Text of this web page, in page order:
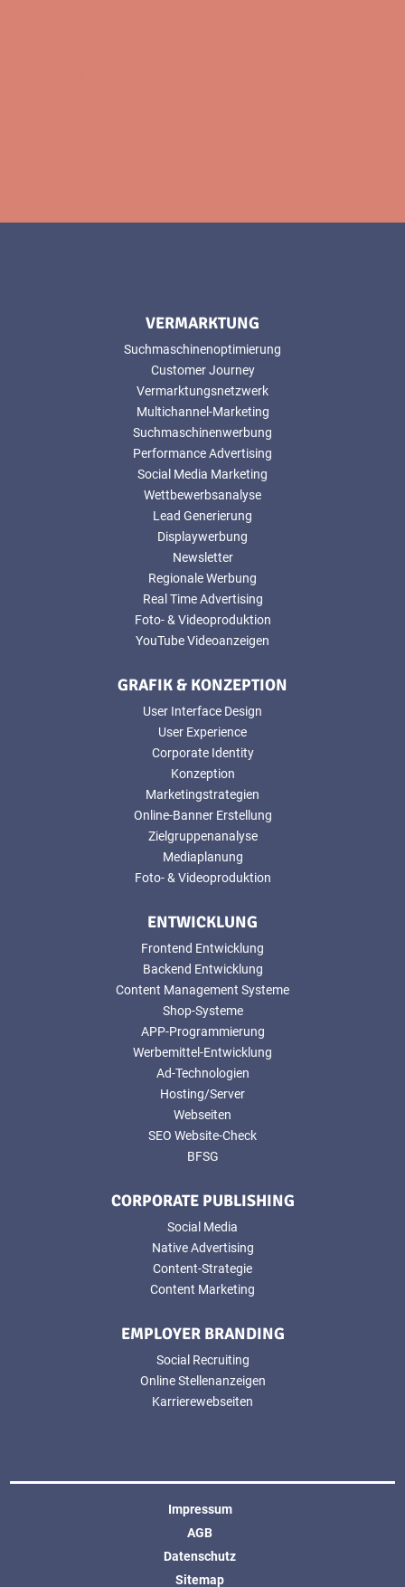
VERMARKTUNG
Suchmaschinenoptimierung
Customer Journey
Vermarktungsnetzwerk
Multichannel-Marketing
Suchmaschinenwerbung
Performance Advertising
Social Media Marketing
Wettbewerbsanalyse
Lead Generierung
Displaywerbung
Newsletter
Regionale Werbung
Real Time Advertising
Foto- & Videoproduktion
YouTube Videoanzeigen
GRAFIK & KONZEPTION
User Interface Design
User Experience
Corporate Identity
Konzeption
Marketingstrategien
Online-Banner Erstellung
Zielgruppenanalyse
Mediaplanung
Foto- & Videoproduktion
ENTWICKLUNG
Frontend Entwicklung
Backend Entwicklung
Content Management Systeme
Shop-Systeme
APP-Programmierung
Werbemittel-Entwicklung
Ad-Technologien
Hosting/Server
Webseiten
SEO Website-Check
BFSG
CORPORATE PUBLISHING
Social Media
Native Advertising
Content-Strategie
Content Marketing
EMPLOYER BRANDING
Social Recruiting
Online Stellenanzeigen
Karrierewebseiten
Impressum
AGB
Datenschutz
Sitemap